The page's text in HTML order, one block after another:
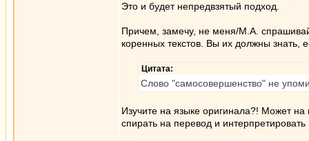
Это и будет непредвзятый подход.
Причем, замечу, не меня/М.А.
коренных текстов. Вы их должны знать,
Цитата:
Слово "самосовершенство" не
Изучите на языке оригинала?! Может на
спирать на перевод и